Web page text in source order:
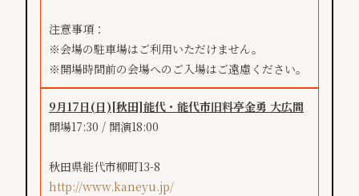
注意事項：
※会場の駐車場はご利用いただけません。
※開場時間前の会場へのご入場はご遠慮ください。
9月17日(日)[秋田]能代・能代市旧料亭金勇 大広間
開場17:30 / 開演18:00
秋田県能代市柳町13-8
http://www.kaneyu.jp/